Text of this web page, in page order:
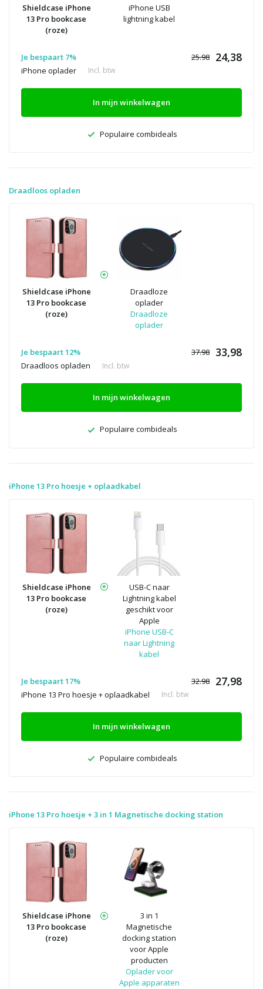
Shieldcase iPhone
13 Pro bookcase
(roze)
iPhone USB
lightning kabel
Je bespaart 7% 25.98 24,38
iPhone oplader Incl. btw
In mijn winkelwagen
Populaire combideals
Draadloos opladen
Shieldcase iPhone
13 Pro bookcase
(roze)
Draadloze
oplader
Draadloze
oplader
Je bespaart 12% 37.98 33,98
Draadloos opladen Incl. btw
In mijn winkelwagen
Populaire combideals
iPhone 13 Pro hoesje + oplaadkabel
Shieldcase iPhone
13 Pro bookcase
(roze)
USB-C naar
Lightning kabel
geschikt voor
Apple
iPhone USB-C
naar Lightning
kabel
Je bespaart 17% 32.98 27,98
iPhone 13 Pro hoesje + oplaadkabel Incl. btw
In mijn winkelwagen
Populaire combideals
iPhone 13 Pro hoesje + 3 in 1 Magnetische docking station
Shieldcase iPhone
13 Pro bookcase
(roze)
3 in 1
Magnetische
docking station
voor Apple
producten
Oplader voor
Apple apparaten